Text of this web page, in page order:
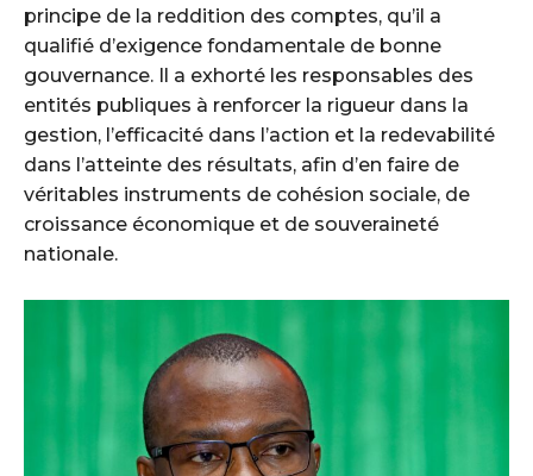
principe de la reddition des comptes, qu’il a
qualifié d’exigence fondamentale de bonne
gouvernance. Il a exhorté les responsables des
entités publiques à renforcer la rigueur dans la
gestion, l’efficacité dans l’action et la redevabilité
dans l’atteinte des résultats, afin d’en faire de
véritables instruments de cohésion sociale, de
croissance économique et de souveraineté
nationale.